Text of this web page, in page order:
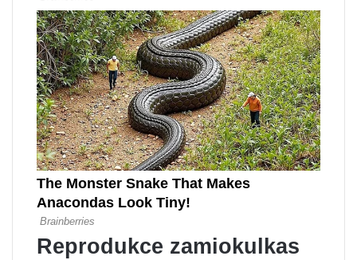
Reprodukce zamiokulkas